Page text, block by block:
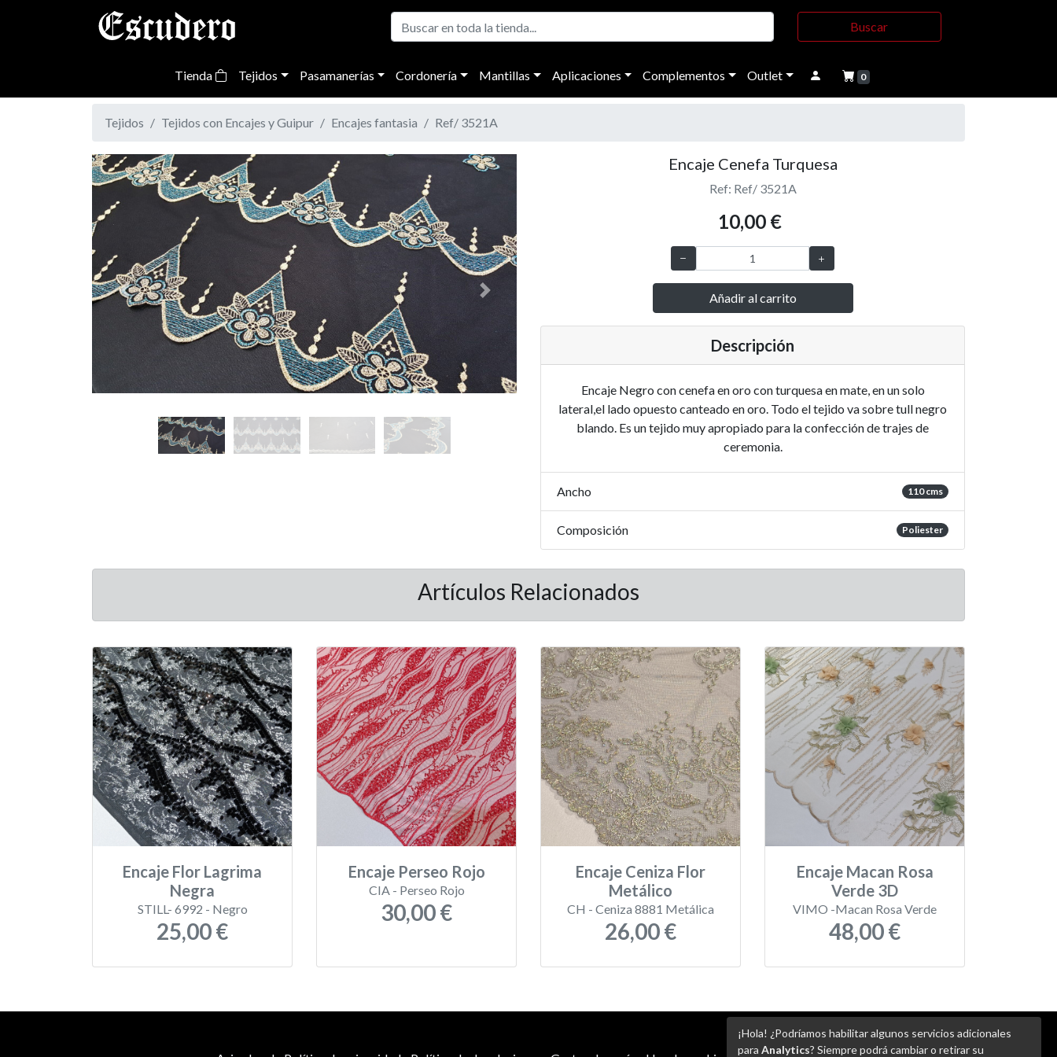
Buscar
Tienda Tejidos Pasamanerías Cordonería Mantillas Aplicaciones Complementos Outlet 0
Tejidos Tejidos con Encajes y Guipur Encajes fantasia Ref/ 3521A
Previous Next
Encaje Cenefa Turquesa
Ref: Ref/ 3521A
10,00 €
Añadir al carrito
Descripción
Encaje Negro con cenefa en oro con turquesa en mate, en un solo
lateral,el lado opuesto canteado en oro. Todo el tejido va sobre tull negro
blando. Es un tejido muy apropiado para la confección de trajes de
ceremonia.
Ancho 110 cms
Composición Poliester
Artículos Relacionados
Encaje Flor Lagrima
Negra
STILL- 6992 - Negro
25,00 €
Encaje Perseo Rojo
CIA - Perseo Rojo
30,00 €
Encaje Ceniza Flor
Metálico
CH - Ceniza 8881 Metálica
26,00 €
Encaje Macan Rosa
Verde 3D
VIMO -Macan Rosa Verde
48,00 €
¡Hola! ¿Podríamos habilitar algunos servicios adicionales
para Analytics? Siempre podrá cambiar o retirar su